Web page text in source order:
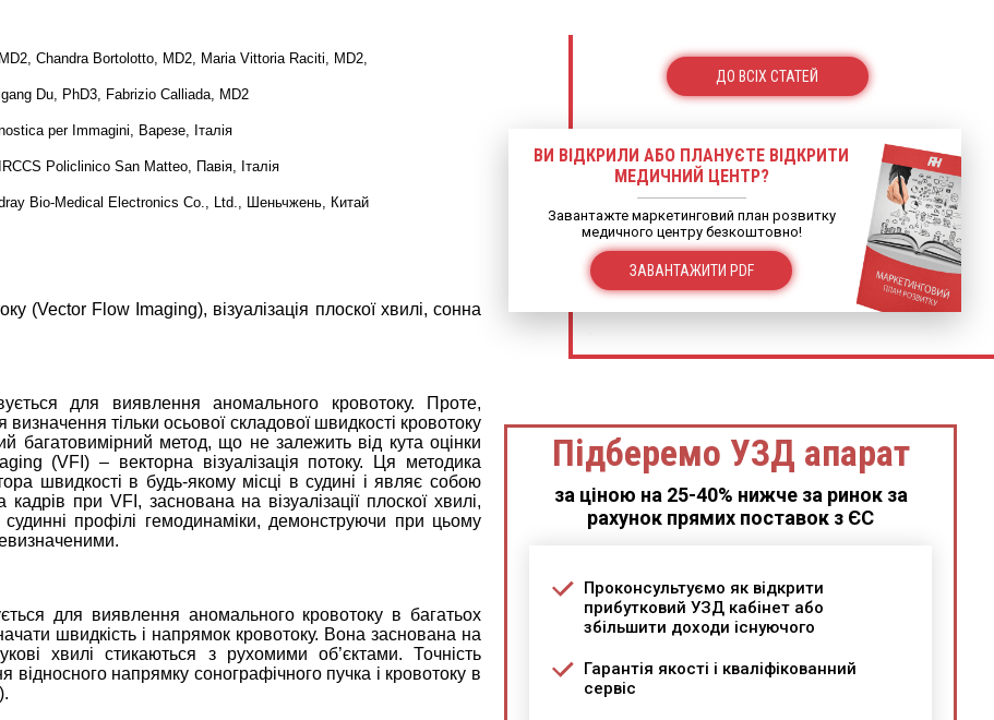
Chandra Bortolotto, MD2, Maria Vittoria Raciti, MD2,
Du, PhD3, Fabrizio Calliada, MD2
per Immagini, Варезе, Італія
Policlinico San Matteo, Павія, Італія
Bio-Medical Electronics Co., Ltd., Шеньчжень, Китай
(Vector Flow Imaging), візуалізація плоскої хвилі, сонна
для виявлення аномального кровотоку. Проте,
тільки осьової складової швидкості кровотоку
багатовимірний метод, що не залежить від кута оцінки
(VFI) – векторна візуалізація потоку. Ця методика
швидкості в будь-якому місці в судині і являє собою
при VFI, заснована на візуалізації плоскої хвилі,
судинні профілі гемодинаміки, демонструючи при цьому
для виявлення аномального кровотоку в багатьох
швидкість і напрямок кровотоку. Вона заснована на
хвилі стикаються з рухомими об’єктами. Точність
відносного напрямку сонографічного пучка і кровотоку в
ДО ВСІХ СТАТЕЙ
ВИ ВІДКРИЛИ АБО ПЛАНУЄТЕ ВІДКРИТИ
МЕДИЧНИЙ ЦЕНТР?
Завантажте маркетинговий план розвитку
медичного центру безкоштовно!
ЗАВАНТАЖИТИ PDF
Підберемо УЗД апарат
за ціною на 25-40% нижче за ринок за
рахунок прямих поставок з ЄС
Проконсультуємо як відкрити
прибутковий УЗД кабінет або
збільшити доходи існуючого
Гарантія якості і кваліфікованний
сервіс